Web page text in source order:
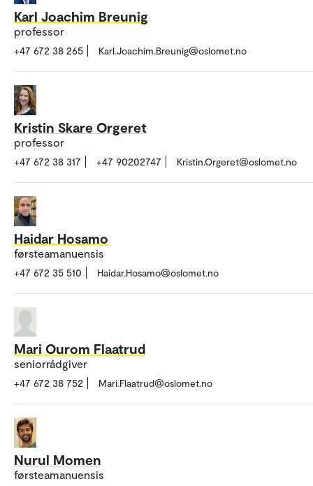
Karl Joachim Breunig
professor
+47 672 38 265 Karl.Joachim.Breunig@oslomet.no
Kristin Skare Orgeret
professor
+47 672 38 317 +47 90202747 Kristin.Orgeret@oslomet.no
Haidar Hosamo
førsteamanuensis
+47 672 35 510 Haidar.Hosamo@oslomet.no
Mari Ourom Flaatrud
seniorrådgiver
+47 672 38 752 Mari.Flaatrud@oslomet.no
Nurul Momen
førsteamanuensis